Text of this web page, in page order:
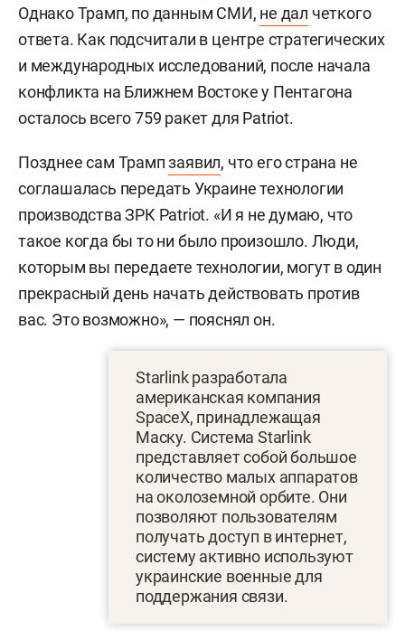
Однако Трамп, по данным СМИ, не дал четкого
ответа. Как подсчитали в центре стратегических
и международных исследований, после начала
конфликта на Ближнем Востоке у Пентагона
осталось всего 759 ракет для Patriot.
Позднее сам Трампзаявил, что его страна не
соглашалась передать Украине технологии
производства ЗРК Patriot. «И я не думаю, что
такое когда бы то ни было произошло. Люди,
которым вы передаете технологии, могут в один
прекрасный день начать действовать против
вас. Это возможно», — пояснял он.
Starlink разработала
американская компания
SpaceX, принадлежащая
Маску. Система Starlink
представляет собой большое
количество малых аппаратов
на околоземной орбите. Они
позволяют пользователям
получать доступ в интернет,
систему активно используют
украинские военные для
поддержания связи.